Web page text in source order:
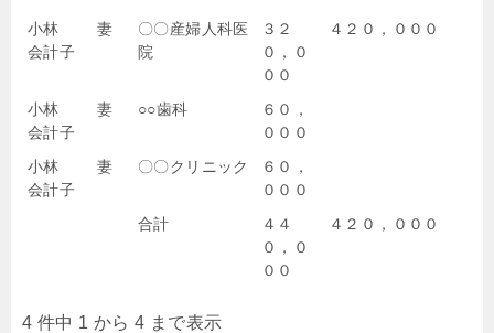
小林
会計子
妻
〇〇産婦人科医
院
３２
０，０
００
４２０，０００
小林
会計子
妻 ○○歯科
６０，
０００
小林
会計子
妻 〇〇クリニック
６０，
０００
合計
４４
０，０
００
４２０，０００
4 件中 1 から 4 まで表示